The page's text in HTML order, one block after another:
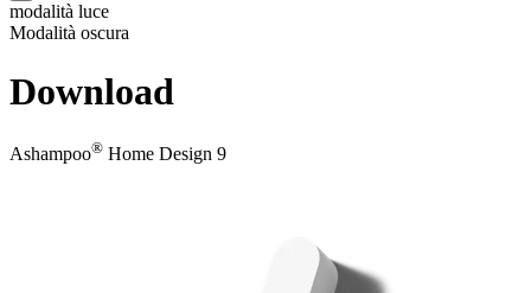
modalità luce
Modalità oscura
Download
Ashampoo® Home Design 9